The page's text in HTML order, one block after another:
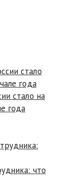
стало на
года
что